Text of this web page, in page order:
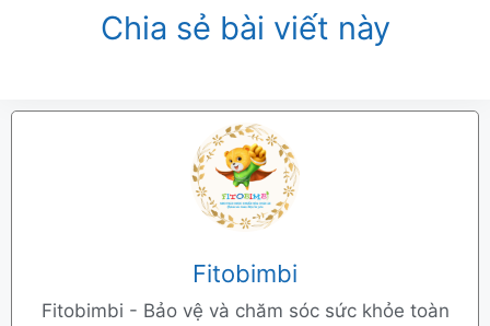
Chia sẻ bài viết này
Fitobimbi
Fitobimbi - Bảo vệ và chăm sóc sức khỏe toàn